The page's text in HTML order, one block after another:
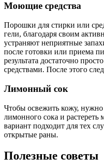
Моющие средства
Порошки для стирки или
гели, благодаря своим
устраняют неприятные
после готовки или приема
результата достаточно
средствами. После этого
Лимонный сок
Чтобы освежить кожу, нужно
лимонного сока и
вариант подходит для тех
открытые раны.
Полезные советы